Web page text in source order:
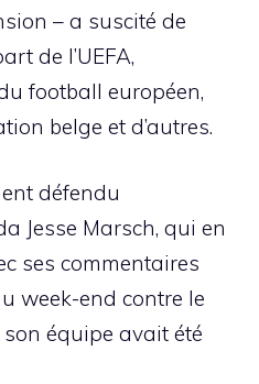
– a suscité de
de l’UEFA,
football européen,
belge et d’autres.
défendu
Jesse Marsch, qui en
ses commentaires
week-end contre le
équipe avait été